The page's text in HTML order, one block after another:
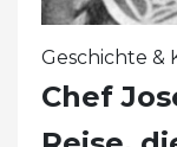
Geschichte &
Chef